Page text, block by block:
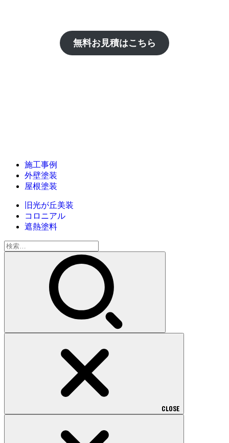
無料お見積はこちら
施工事例
外壁塗装
屋根塗装
旧光が丘美装
コロニアル
遮熱塗料
検
索:
CLOSE